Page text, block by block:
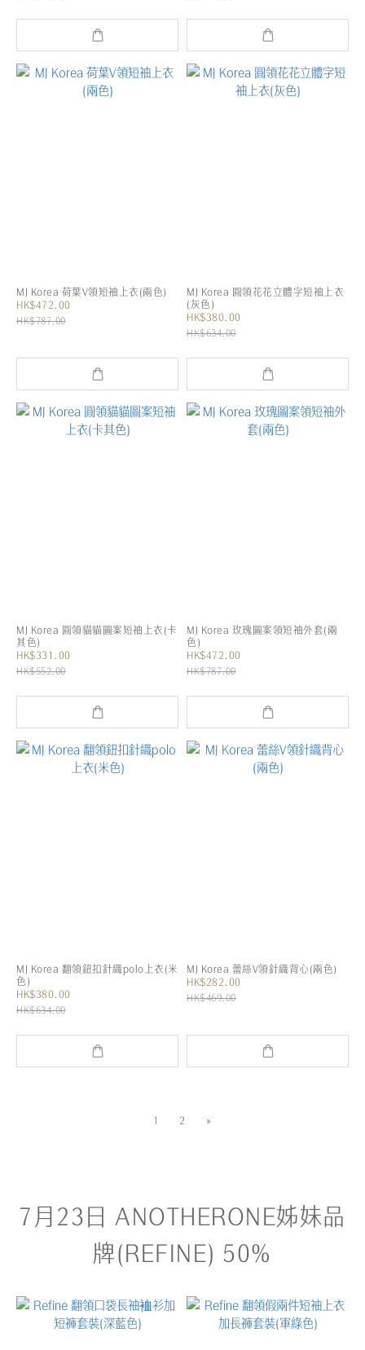
MJ Korea 荷葉V領短袖上衣(兩色)
HK$472.00
HK$787.00
MJ Korea 圓領花花立體字短袖上衣
(灰色)
HK$380.00
HK$634.00
MJ Korea 圓領貓貓圖案短袖上衣(卡
其色)
HK$331.00
HK$552.00
MJ Korea 玫瑰圖案領短袖外套(兩
色)
HK$472.00
HK$787.00
MJ Korea 翻領鈕扣針織polo上衣(米
色)
HK$380.00
HK$634.00
MJ Korea 蕾絲V領針織背心(兩色)
HK$282.00
HK$469.00
1 2 »
7月23日 ANOTHERONE姊妹品
牌(REFINE) 50%